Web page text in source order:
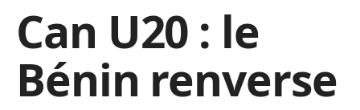
Can U20 : le
Bénin renverse